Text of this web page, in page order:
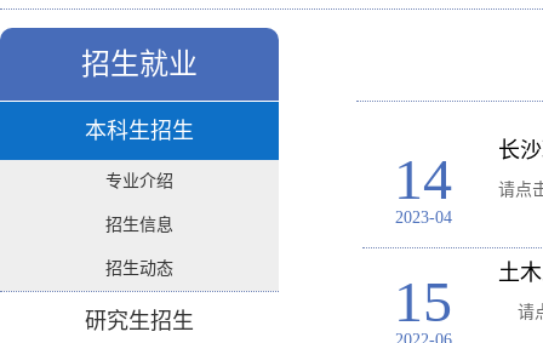
招生就业
本科生招生
专业介绍
招生信息
招生动态
研究生招生
14
2023-04
长
请点
15 土
请